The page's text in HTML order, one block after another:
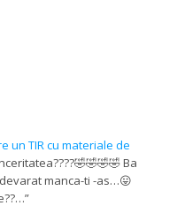
un TIR cu materiale de
Ba
manca-ti -as…😛
”